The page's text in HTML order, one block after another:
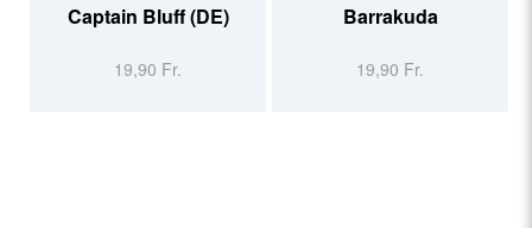
Captain Bluff (DE)
19,90 Fr.
Barrakuda
19,90 Fr.